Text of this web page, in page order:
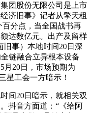
团股份无限公司是上市
济旧事》记者从擎天租
分点，当全国战书再
达数亿元。出产及留样
旧事）本地时间20日深
链融合立异根本设备
月20日，市场预期为
星工会一方暗示！
20日暗示，就相关双
抖音方面道：“《给阿